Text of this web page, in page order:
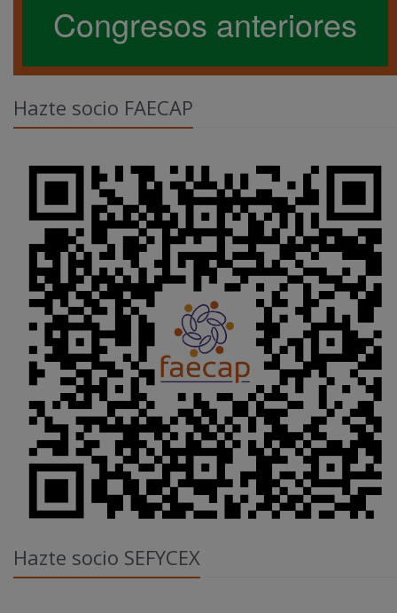
Congresos anteriores
Hazte socio FAECAP
Hazte socio SEFYCEX